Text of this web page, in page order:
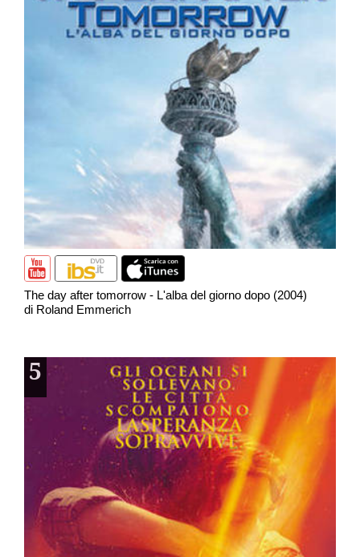
The day after tomorrow - L'alba del giorno dopo (2004)
di Roland Emmerich
5